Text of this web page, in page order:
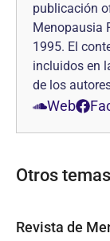
publicación
Menopausia
1995. El
incluidos en
de los
Web
Otros
Revista de